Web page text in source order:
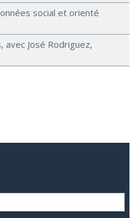
social et orienté
avec José Rodriguez,